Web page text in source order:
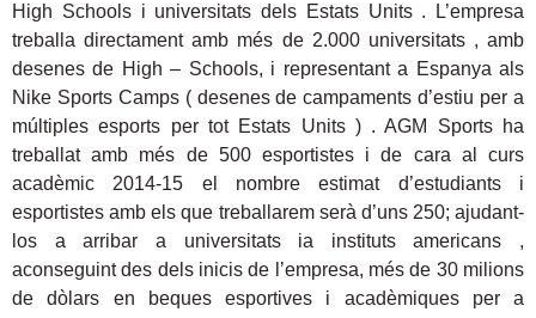
High Schools i universitats dels Estats Units . L’empresa
treballa directament amb més de 2.000 universitats , amb
desenes de High – Schools, i representant a Espanya als
Nike Sports Camps ( desenes de campaments d’estiu per a
múltiples esports per tot Estats Units ) . AGM Sports ha
treballat amb més de 500 esportistes i de cara al curs
acadèmic 2014-15 el nombre estimat d’estudiants i
esportistes amb els que treballarem serà d’uns 250; ajudant-
los a arribar a universitats ia instituts americans ,
aconseguint des dels inicis de l’empresa, més de 30 milions
de dòlars en beques esportives i acadèmiques per a